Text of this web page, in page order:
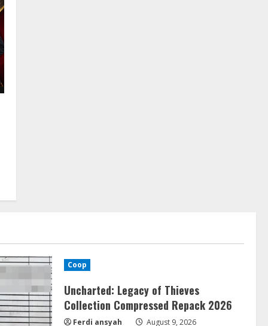
Coop
Uncharted: Legacy of Thieves
Collection Compressed Repack 2026
Ferdi ansyah August 9, 2026